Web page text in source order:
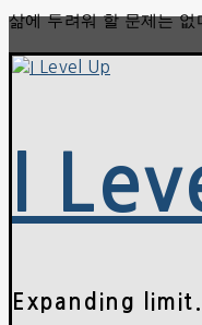
콘
츠
가
메
닫
삶에 두려워 할 문제는
I
Expanding limit.